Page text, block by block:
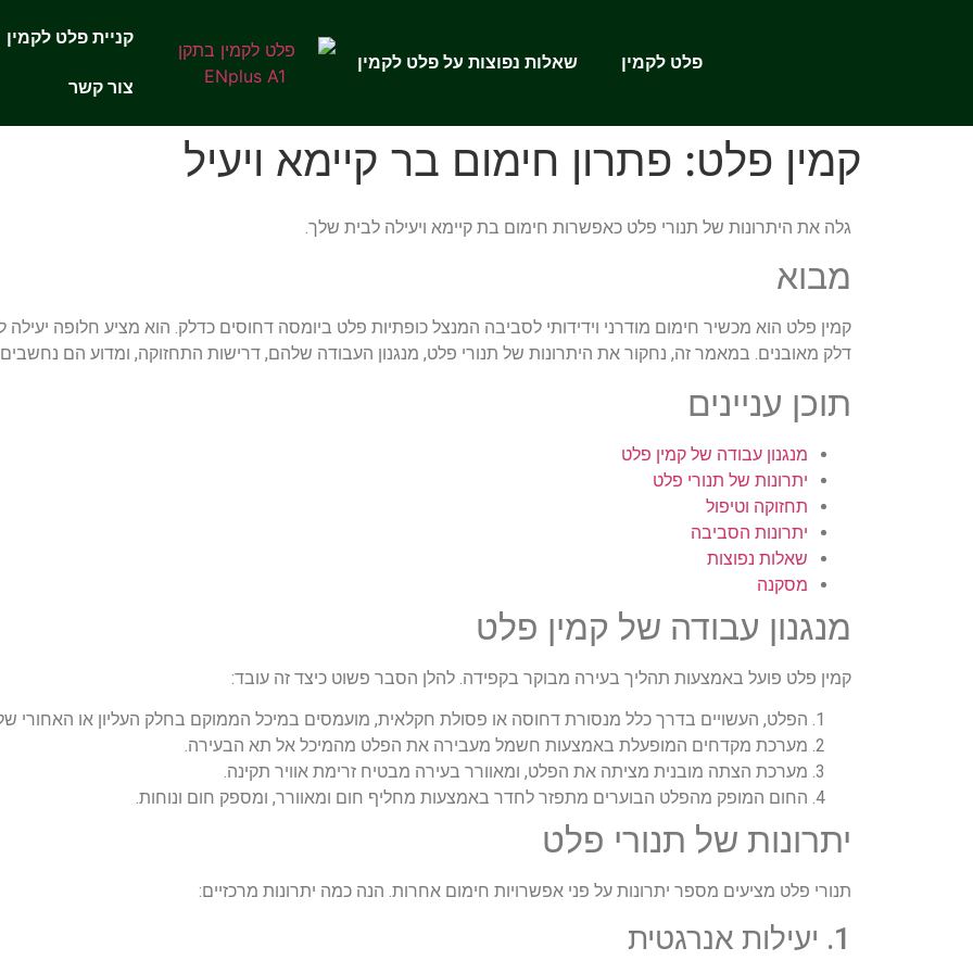
פלט לקמין שאלות נפוצות על פלט לקמין
קניית פלט לקמין
צור קשר
קמין פלט: פתרון חימום בר קיימא ויעיל
גלה את היתרונות של תנורי פלט כאפשרות חימום בת קיימא ויעילה לבית שלך.
מבוא
קמין פלט הוא מכשיר חימום מודרני וידידותי לסביבה המנצל כופתיות פלט ביומסה דחוסים כדלק. הוא מציע חלופה
דלק מאובנים. במאמר זה, נחקור את היתרונות של תנורי פלט, מנגנון העבודה שלהם, דרישות התחזוקה, ומדוע הם
תוכן עניינים
מנגנון עבודה של קמין פלט
יתרונות של תנורי פלט
תחזוקה וטיפול
יתרונות הסביבה
שאלות נפוצות
מסקנה
מנגנון עבודה של קמין פלט
קמין פלט פועל באמצעות תהליך בעירה מבוקר בקפידה. להלן הסבר פשוט כיצד זה עובד:
הפלט, העשויים בדרך כלל מנסורת דחוסה או פסולת חקלאית, מועמסים במיכל הממוקם בחלק העליון או האחורי של
מערכת מקדחים המופעלת באמצעות חשמל מעבירה את הפלט מהמיכל אל תא הבעירה.
מערכת הצתה מובנית מציתה את הפלט, ומאוורר בעירה מבטיח זרימת אוויר תקינה.
החום המופק מהפלט הבוערים מתפזר לחדר באמצעות מחליף חום ומאוורר, ומספק חום ונוחות.
יתרונות של תנורי פלט
תנורי פלט מציעים מספר יתרונות על פני אפשרויות חימום אחרות. הנה כמה יתרונות מרכזיים:
1. יעילות אנרגטית